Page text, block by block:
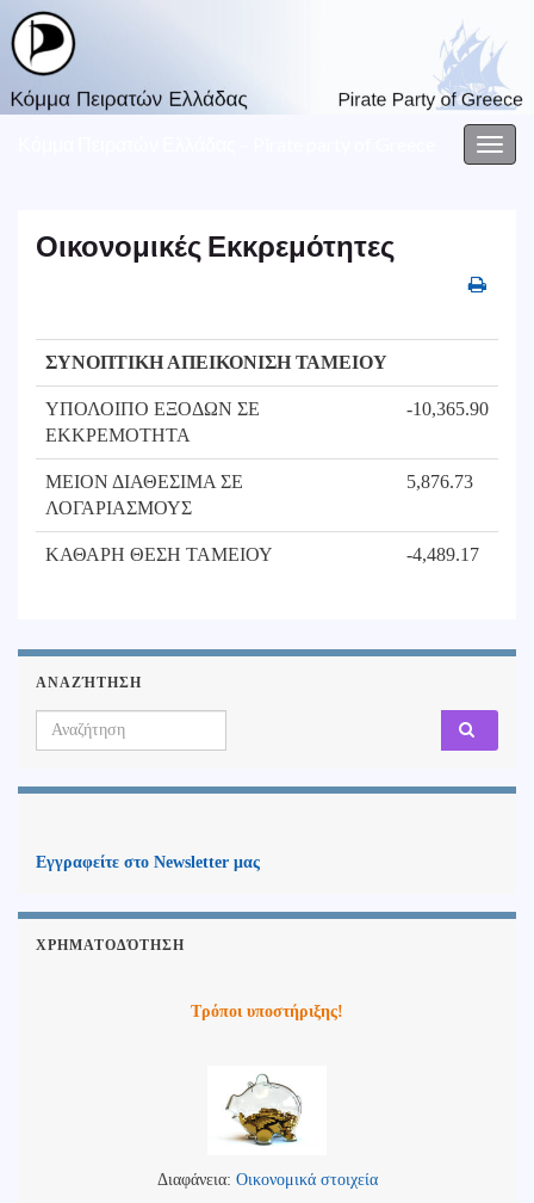
Οικονομικές Εκκρεμότητες
ΣΥΝΟΠΤΙΚΗ ΑΠΕΙΚΟΝΙΣΗ ΤΑΜΕΙΟΥ
ΥΠΟΛΟΙΠΟ ΕΞΟΔΩΝ ΣΕ
ΕΚΚΡΕΜΟΤΗΤΑ
-10,365.90
ΜΕΙΟΝ ΔΙΑΘΕΣΙΜΑ ΣΕ
ΛΟΓΑΡΙΑΣΜΟΥΣ
5,876.73
ΚΑΘΑΡΗ ΘΕΣΗ ΤΑΜΕΙΟΥ -4,489.17
ΑΝΑΖΉΤΗΣΗ
Search for:
Εγγραφείτε στο Newsletter μας
ΧΡΗΜΑΤΟΔΌΤΗΣΗ
Τρόποι υποστήριξης!
Διαφάνεια: Οικονομικά στοιχεία